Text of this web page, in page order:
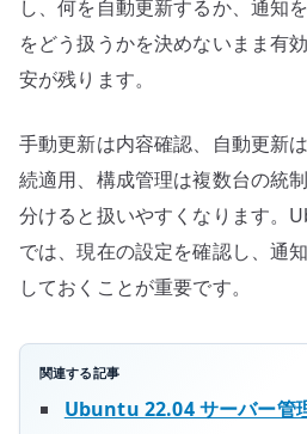
し、何を自動更新するか、通知
をどう扱うかを決めないまま有
安が残ります。
手動更新は内容確認、自動更新
続適用、構成管理は複数台の統
分けると扱いやすくなります。
では、現在の設定を確認し、通
しておくことが重要です。
関連する記事
Ubuntu 22.04 サーバー管